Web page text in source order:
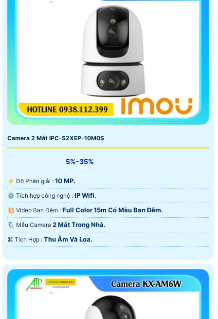
Camera 2 Mắt IPC-S2XEP-10M0S
5%-35%
️⚡ Độ Phân giải : 10 MP.
⚙ Tích hợp công nghệ : IP Wifi.
💥 Video Ban Đêm : Full Color 15m Có Màu Ban Ðêm.
🗜️ Mẫu Camera 2 Mắt Trong Nhà.
️⌘ Tích Hợp : Thu Âm Và Loa.